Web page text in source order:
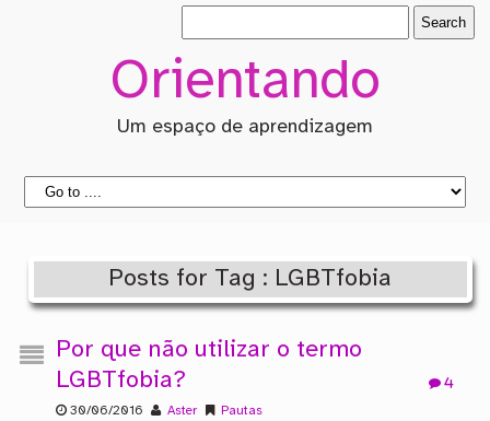
Orientando
Um espaço de aprendizagem
Posts for Tag : LGBTfobia
Por que não utilizar o termo
LGBTfobia?
4
30/06/2016 Aster Pautas